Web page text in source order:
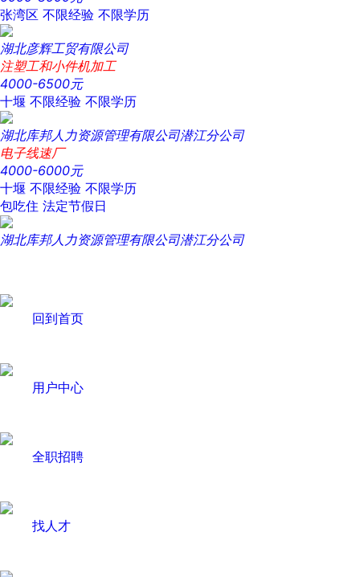
张湾区 不限经验 不限学历
湖北彦辉工贸有限公司
注塑工和小件机加工
4000-6500元
十堰 不限经验 不限学历
湖北库邦人力资源管理有限公司潜江分公司
电子线速厂
4000-6000元
十堰 不限经验 不限学历
包吃住 法定节假日
湖北库邦人力资源管理有限公司潜江分公司
回到首页
用户中心
全职招聘
找人才